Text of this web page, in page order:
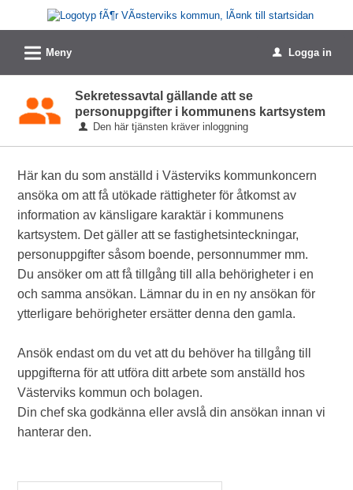
Välkommen
till
tjänster
Västerviks
kommun
L Meny u Logga in
Sekretessavtal gällande att se
personuppgifter i kommunens kartsystem
Den här tjänsten kräver inloggning
Här kan du som anställd i Västerviks kommunkoncern
ansöka om att få utökade rättigheter för åtkomst av
information av känsligare karaktär i kommunens
kartsystem. Det gäller att se fastighetsinteckningar,
personuppgifter såsom boende, personnummer mm.
Du ansöker om att få tillgång till alla behörigheter i en
och samma ansökan. Lämnar du in en ny ansökan för
ytterligare behörigheter ersätter denna den gamla.
Ansök endast om du vet att du behöver ha tillgång till
uppgifterna för att utföra ditt arbete som anställd hos
Västerviks kommun och bolagen.
Din chef ska godkänna eller avslå din ansökan innan vi
hanterar den.